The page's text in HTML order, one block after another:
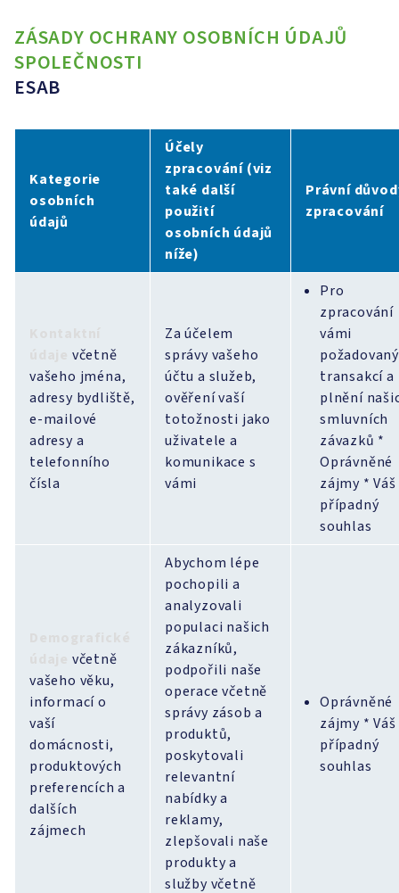
ZÁSADY OCHRANY OSOBNÍCH ÚDAJŮ
SPOLEČNOSTI
ESAB
Kategorie
osobních
údajů
Účely
zpracování (viz
také další
použití
osobních údajů
níže)
Právní
zpracování
včetně
vašeho jména,
adresy bydliště,
e-mailové
adresy a
telefonního
čísla
Za účelem
správy vašeho
účtu a služeb,
ověření vaší
totožnosti jako
uživatele a
komunikace s
vámi
Pro
zpracování
vámi
transakcí a
plnění
smluvních
závazků *
Oprávněné
zájmy * Váš
případný
souhlas
včetně
vašeho věku,
informací o
vaší
domácnosti,
produktových
preferencích a
dalších
zájmech
Abychom lépe
pochopili a
analyzovali
populaci našich
zákazníků,
podpořili naše
operace včetně
správy zásob a
produktů,
poskytovali
relevantní
nabídky a
reklamy,
zlepšovali naše
produkty a
služby včetně
Oprávněné
zájmy * Váš
případný
souhlas